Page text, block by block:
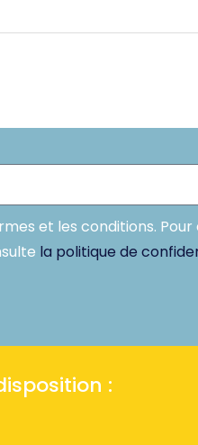
et les conditions.
la politique de
: